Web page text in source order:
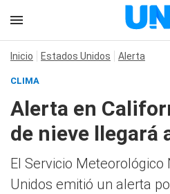
Inicio Estados Unidos Alerta
CLIMA
Alerta en
de nieve llegará
El Servicio Meteorológico
Unidos emitió un alerta